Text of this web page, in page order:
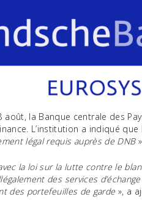
la Banque centrale des
L’institution a indiqué
légal requis auprès de DNB».
la loi sur la lutte contre le
des services
des portefeuilles de garde », a